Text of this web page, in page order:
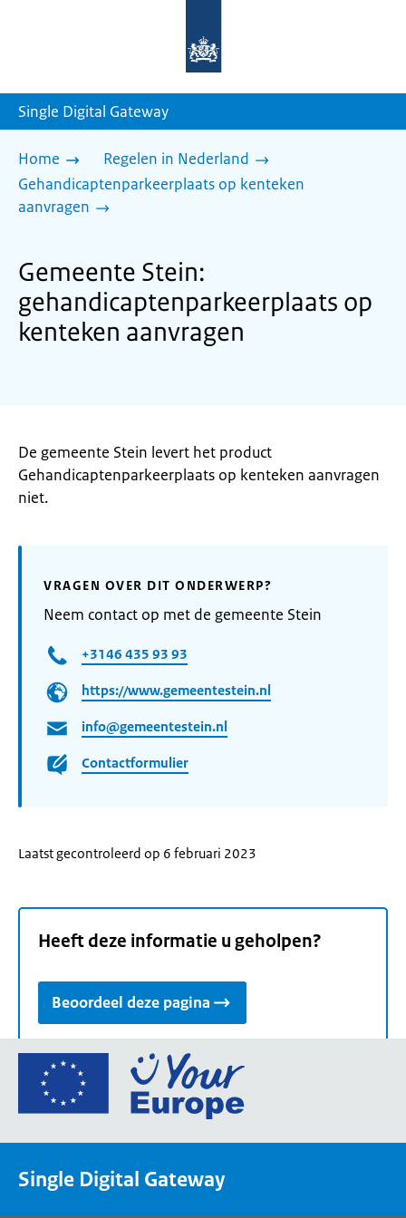
homepage
Single Digital Gateway
Home
Regelen in Nederland
Gehandicaptenparkeerplaats op kenteken
aanvragen
Gemeente Stein:
gehandicaptenparkeerplaats op
kenteken aanvragen
De gemeente Stein levert het product
Gehandicaptenparkeerplaats op kenteken aanvragen
niet.
VRAGEN OVER DIT ONDERWERP?
Neem contact op met de gemeente Stein
+3146 435 93 93
https://www.gemeentestein.nl
info@gemeentestein.nl
Contactformulier
Laatst gecontroleerd op 6 februari 2023
Heeft deze informatie u geholpen?
Beoordeel deze pagina
Ga
de
Single Digital Gateway